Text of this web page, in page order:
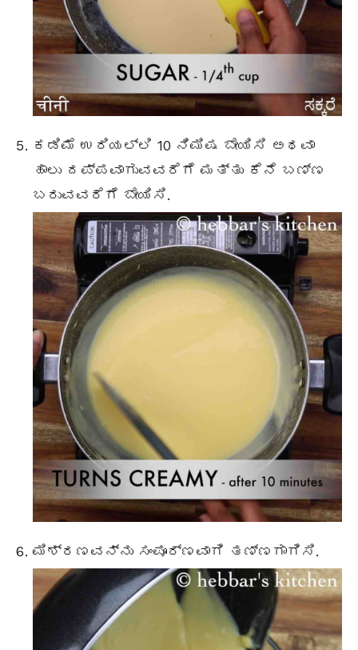
ಕಡಿಮೆ ಉರಿಯಲ್ಲಿ 10 ನಿಮಿಷ ಬೇಯಿಸಿ ಅಥವಾ
ಹಾಲು ದಪ್ಪವಾಗುವವರೆಗೆ ಮತ್ತು ಕೆನೆ ಬಣ್ಣ
ಬರುವವರೆಗೆ ಬೇಯಿಸಿ.
ಮಿಶ್ರಣವನ್ನು ಸಂಪೂರ್ಣವಾಗಿ ತಣ್ಣಗಾಗಿಸಿ.